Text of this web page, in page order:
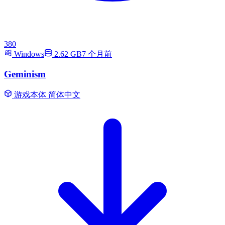
380
Windows
2.62 GB7 个月前
Geminism
游戏本体 简体中文